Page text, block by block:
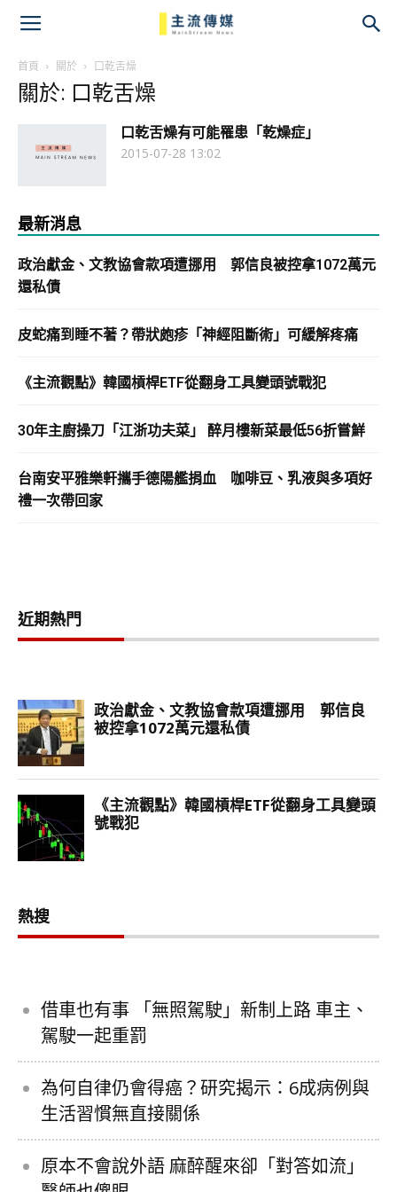
首頁 關於 口乾舌燥
關於: 口乾舌燥
口乾舌燥有可能罹患「乾燥症」
2015-07-28 13:02
最新消息
政治獻金、文教協會款項遭挪用 郭信良被控拿1072萬元
還私債
皮蛇痛到睡不著？帶狀皰疹「神經阻斷術」可緩解疼痛
《主流觀點》韓國槓桿ETF從翻身工具變頭號戰犯
30年主廚操刀「江浙功夫菜」 醉月樓新菜最低56折嘗鮮
台南安平雅樂軒攜手德陽艦捐血 咖啡豆、乳液與多項好
禮一次帶回家
近期熱門
熱搜
借車也有事 「無照駕駛」新制上路 車主、
駕駛一起重罰
為何自律仍會得癌？研究揭示：6成病例與
生活習慣無直接關係
原本不會說外語 麻醉醒來卻「對答如流」